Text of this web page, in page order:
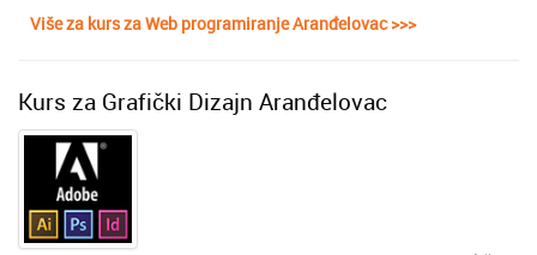
Više za kurs za Web programiranje Aranđelovac >>>
Kurs za Grafički Dizajn Aranđelovac